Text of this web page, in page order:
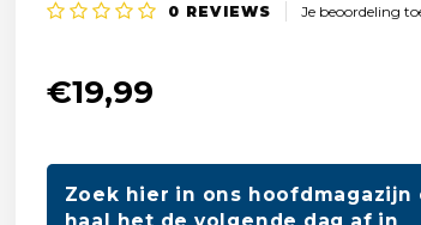
0 REVIEWS Je beoordeling
€19,99
Zoek hier in ons hoofdmagazijn